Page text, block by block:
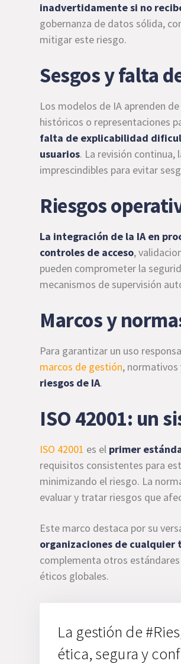
inadvertidamente si no
gobernanza de datos sólida,
mitigar este riesgo.
Sesgos y falta
Los modelos de IA aprenden
históricos o representaciones
falta de explicabilidad
usuarios. La revisión
imprescindibles para evitar
Riesgos
La integración de la IA en
controles de acceso,
pueden comprometer la
mecanismos de supervisión
Marcos y
Para garantizar un uso
marcos de gestión, normativos
riesgos de IA.
ISO 42001: un
ISO 42001 es el primer
requisitos consistentes para
minimizando el riesgo. La
evaluar y tratar riesgos que
Este marco destaca por su
organizaciones de cualquier
complementa otros
éticos globales.
La gestión de
ética, segura y